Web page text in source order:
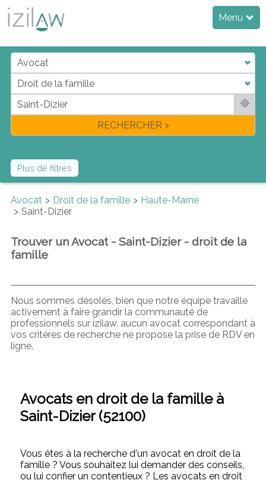
Menu
jdadi
fl
RECHERCHER >
Plus de filtres
Avocat Droit de la famille
Haute-Marne
Saint-Dizier
Trouver un Avocat - Saint-Dizier - droit de la
famille
Nous sommes désolés, bien que notre équipe travaille
activement à faire grandir la communauté de
professionnels sur izilaw, aucun avocat correspondant à
vos critères de recherche ne propose la prise de RDV en
ligne.
Avocats en droit de la famille à
Saint-Dizier (52100)
Vous êtes à la recherche d'un avocat en droit de la
famille ? Vous souhaitez lui demander des conseils,
ou lui confier un contentieux ? Les avocats en droit